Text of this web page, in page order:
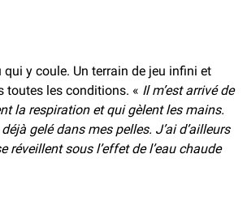
qui y coule. Un terrain de jeu infini et
toutes les conditions. « Il m’est arrivé de
la respiration et qui gèlent les mains.
gelé dans mes pelles. J’ai d’ailleurs
sous l’effet de l’eau chaude